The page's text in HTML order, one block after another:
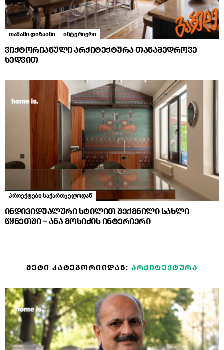
თამამი დიზაინი ინტერიერი
ვიქტორიანული არქიტექტურა თანამედროვე
ხედვით
პროექტები საქართველოდან
ინდივიდუალური სტილით შექმნილი სახლი
წყნეთში – ანა მოსიძის ინტერიერი
ᲛᲔᲢᲘ ᲙᲐᲢᲔᲒᲝᲠᲘᲘᲓᲐᲜ:ᲐᲠᲥᲘᲢᲔᲥᲢᲣᲠᲐ